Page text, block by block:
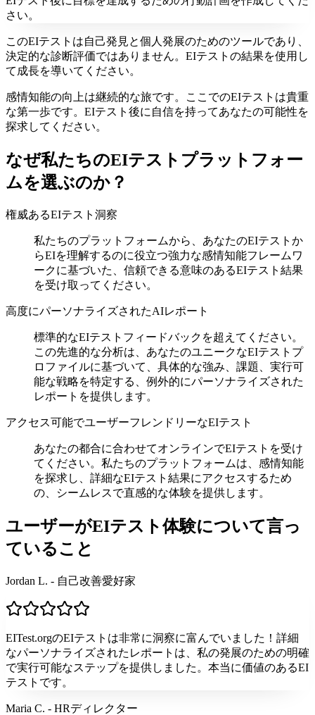
さい。
このEIテストは自己発見と個人発展のためのツールであり、
決定的な診断評価ではありません。EIテストの結果を使用し
て成長を導いてください。
感情知能の向上は継続的な旅です。ここでのEIテストは貴重
な第一歩です。EIテスト後に自信を持ってあなたの可能性を
探求してください。
なぜ私たちのEIテストプラットフォー
ムを選ぶのか？
権威あるEIテスト洞察
私たちのプラットフォームから、あなたのEIテストか
らEIを理解するのに役立つ強力な感情知能フレームワ
ークに基づいた、信頼できる意味のあるEIテスト結果
を受け取ってください。
高度にパーソナライズされたAIレポート
標準的なEIテストフィードバックを超えてください。
この先進的な分析は、あなたのユニークなEIテストプ
ロファイルに基づいて、具体的な強み、課題、実行可
能な戦略を特定する、例外的にパーソナライズされた
レポートを提供します。
アクセス可能でユーザーフレンドリーなEIテスト
あなたの都合に合わせてオンラインでEIテストを受け
てください。私たちのプラットフォームは、感情知能
を探求し、詳細なEIテスト結果にアクセスするため
の、シームレスで直感的な体験を提供します。
ユーザーがEIテスト体験について言っ
ていること
Jordan L. - 自己改善愛好家
EITest.orgのEIテストは非常に洞察に富んでいました！詳細
なパーソナライズされたレポートは、私の発展のための明確
で実行可能なステップを提供しました。本当に価値のあるEI
テストです。
Maria C. - HRディレクター